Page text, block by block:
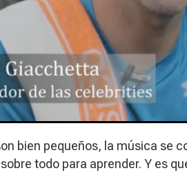
bien pequeños, la música se
todo para aprender. Y es